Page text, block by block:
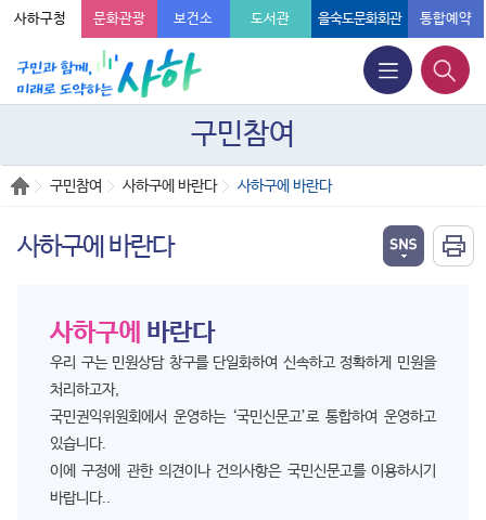
사하구청 문화관광 보건소 도서관 을숙도문화회관 통합예약
구민참여
구민참여 사하구에 바란다 사하구에 바란다
사하구에 바란다
사하구에 바란다
우리 구는 민원상담 창구를 단일화하여 신속하고 정확하게 민원을
처리하고자,
국민권익위원회에서 운영하는 ‘국민신문고’로 통합하여 운영하고
있습니다.
이에 구정에 관한 의견이나 건의사항은 국민신문고를 이용하시기
바랍니다..